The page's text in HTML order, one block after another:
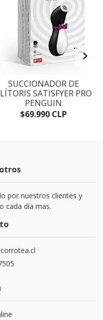
SUCCIONADOR DE
SATISFYER PRO
PENGUIN
$69.990 CLP
por nuestros clientes y
cada día mas.